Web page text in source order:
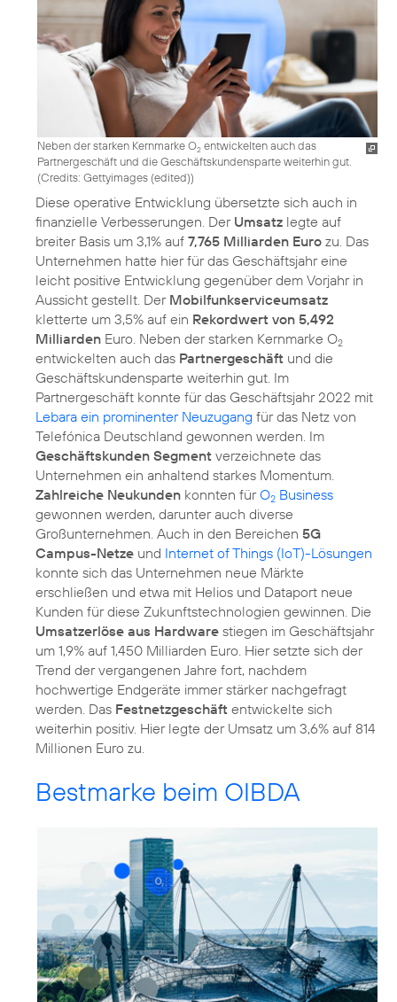
Neben der starken Kernmarke O2 entwickelten auch das
Partnergeschäft und die Geschäftskundensparte weiterhin gut.
(Credits: Gettyimages (edited))
Diese operative Entwicklung übersetzte sich auch in
finanzielle Verbesserungen. Der Umsatz legte auf
breiter Basis um 3,1% auf 7,765 Milliarden Euro zu. Das
Unternehmen hatte hier für das Geschäftsjahr eine
leicht positive Entwicklung gegenüber dem Vorjahr in
Aussicht gestellt. Der Mobilfunkserviceumsatz
kletterte um 3,5% auf ein Rekordwert von 5,492
Milliarden Euro. Neben der starken Kernmarke O2
entwickelten auch das Partnergeschäft und die
Geschäftskundensparte weiterhin gut. Im
Partnergeschäft konnte für das Geschäftsjahr 2022 mit
Lebara ein prominenter Neuzugang für das Netz von
Telefónica Deutschland gewonnen werden. Im
Geschäftskunden Segment verzeichnete das
Unternehmen ein anhaltend starkes Momentum.
Zahlreiche Neukunden konnten fürO2 Business
gewonnen werden, darunter auch diverse
Großunternehmen. Auch in den Bereichen 5G
Campus-Netze und Internet of Things (IoT)-Lösungen
konnte sich das Unternehmen neue Märkte
erschließen und etwa mit Helios und Dataport neue
Kunden für diese Zukunftstechnologien gewinnen. Die
Umsatzerlöse aus Hardware stiegen im Geschäftsjahr
um 1,9% auf 1,450 Milliarden Euro. Hier setzte sich der
Trend der vergangenen Jahre fort, nachdem
hochwertige Endgeräte immer stärker nachgefragt
werden. Das Festnetzgeschäft entwickelte sich
weiterhin positiv. Hier legte der Umsatz um 3,6% auf 814
Millionen Euro zu.
Bestmarke beim OIBDA